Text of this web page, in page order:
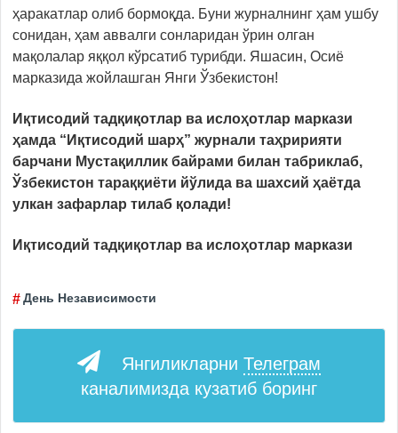
ҳаракатлар олиб бормоқда. Буни журналнинг ҳам ушбу
сонидан, ҳам аввалги сонларидан ўрин олган
мақолалар яққол кўрсатиб турибди. Яшасин, Осиё
марказида жойлашган Янги Ўзбекистон!
Иқтисодий тадқиқотлар ва ислоҳотлар маркази
ҳамда “Иқтисодий шарҳ” журнали таҳририяти
барчани Мустақиллик байрами билан табриклаб,
Ўзбекистон тараққиёти йўлида ва шахсий ҳаётда
улкан зафарлар тилаб қолади!
Иқтисодий тадқиқотлар ва ислоҳотлар маркази
День Независимости
Янгиликларни Телеграм
каналимизда кузатиб боринг